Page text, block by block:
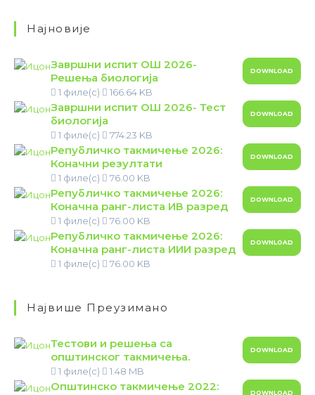
Најновије
Завршни испит ОШ 2026-
Решења биологија
1 филе(с) 166.64 KB
DOWNLOAD
Завршни испит ОШ 2026- Тест
биологија
1 филе(с) 774.23 KB
DOWNLOAD
Републичко такмичење 2026:
Коначни резултати
1 филе(с) 76.00 KB
DOWNLOAD
Републичко такмичење 2026:
Коначна ранг-листа ИВ разред
1 филе(с) 76.00 KB
DOWNLOAD
Републичко такмичење 2026:
Коначна ранг-листа ИИИ разред
1 филе(с) 76.00 KB
DOWNLOAD
Највише Преузимано
Тестови и решења са
општинског такмичења.
1 филе(с) 1.48 MB
DOWNLOAD
Општинско такмичење 2022:
DOWNLOAD